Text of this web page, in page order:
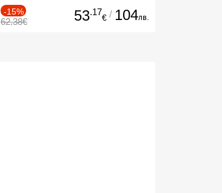
-15%
62.38€ 53.17
€ / 104лв.